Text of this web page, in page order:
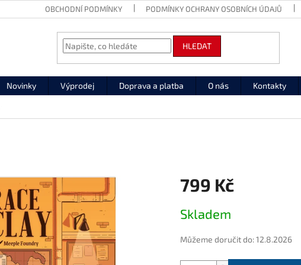
OBCHODNÍ PODMÍNKY PODMÍNKY OCHRANY OSOBNÍCH ÚDAJŮ
HLEDAT
Novinky Výprodej Doprava a platba O nás Kontakty
799 Kč
cena:
Skladem
Můžeme doručit do:12.8.2026